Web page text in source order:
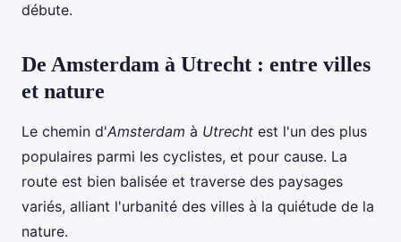
débute.
De Amsterdam à Utrecht : entre villes
et nature
Le chemin d'Amsterdam à Utrecht est l'un des plus
populaires parmi les cyclistes, et pour cause. La
route est bien balisée et traverse des paysages
variés, alliant l'urbanité des villes à la quiétude de la
nature.